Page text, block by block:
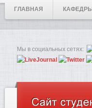
ГЛАВНАЯ КАФЕДРЫ
Мы в социальных сетях: